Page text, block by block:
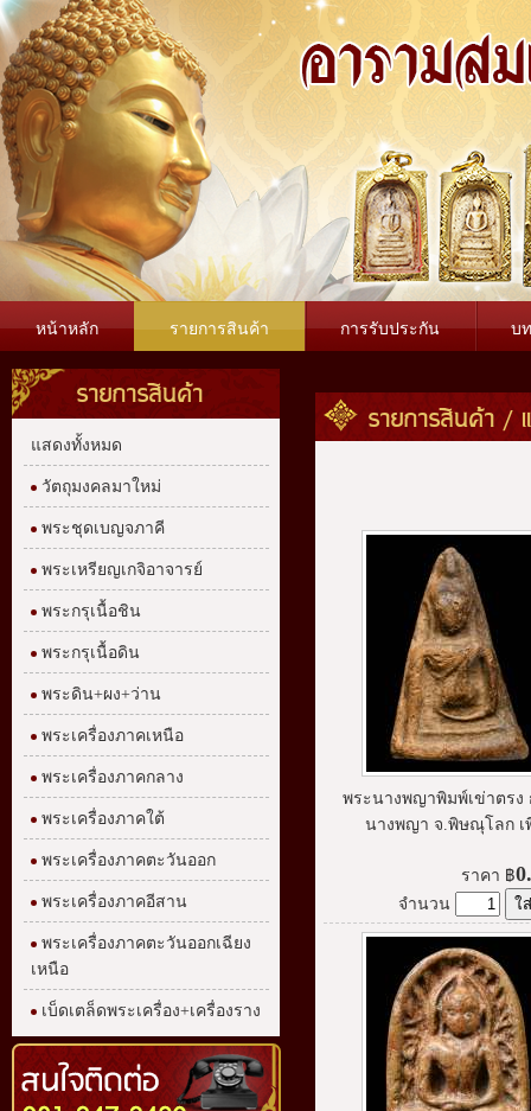
หน้าหลัก รายการสินค้า การรับประกัน บ
รายการสินค้า
แสดงทั้งหมด
วัตถุมงคลมาใหม่
พระชุดเบญจภาคี
พระเหรียญเกจิอาจารย์
พระกรุเนื้อชิน
พระกรุเนื้อดิน
พระดิน+ผง+ว่าน
พระเครื่องภาคเหนือ
พระเครื่องภาคกลาง
พระเครื่องภาคใต้
พระเครื่องภาคตะวันออก
พระเครื่องภาคอีสาน
พระเครื่องภาคตะวันออกเฉียง
เหนือ
เบ็ดเตล็ดพระเครื่อง+เครื่องราง
รายการสินค้า /
พระนางพญาพิมพ์เข่าตรง
นางพญา จ.พิษณุโลก เ
ราคา ฿
จำนวน